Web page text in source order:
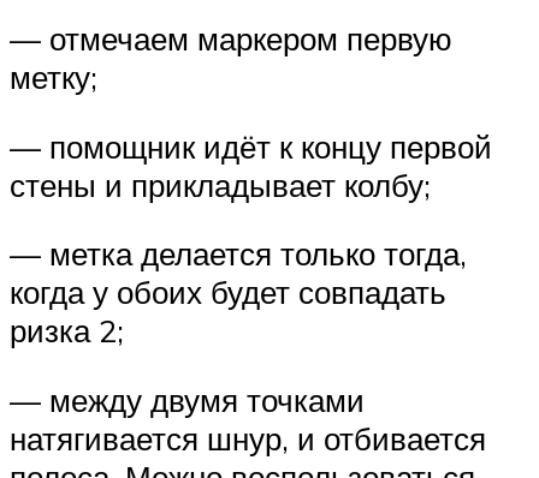
— отмечаем маркером первую
метку;
— помощник идёт к концу первой
стены и прикладывает колбу;
— метка делается только тогда,
когда у обоих будет совпадать
ризка 2;
— между двумя точками
натягивается шнур, и отбивается